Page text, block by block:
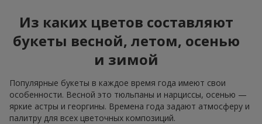
Из каких цветов составляют
букеты весной, летом, осенью
и зимой
Популярные букеты в каждое время года имеют свои
особенности. Весной это тюльпаны и нарциссы, осенью —
яркие астры и георгины. Времена года задают атмосферу и
палитру для всех цветочных композиций.